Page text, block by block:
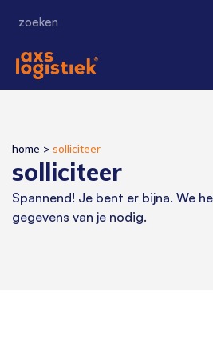
home > solliciteer
solliciteer
Spannend! Je bent er bijna. We
gegevens van je nodig.